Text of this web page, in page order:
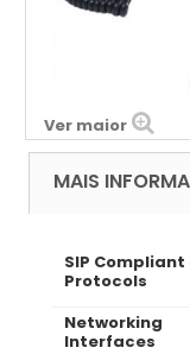
Ver maior
MAIS
SIP Compliant
Protocols
Networking
Interfaces